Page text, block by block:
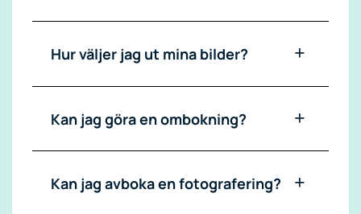
Hur väljer jag ut mina bilder?
Kan jag göra en ombokning?
Kan jag avboka en fotografering?